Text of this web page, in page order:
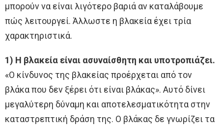
μπορούν να είναι λιγότερο βαριά αν καταλάβουμε
πώς λειτουργεί. Άλλωστε η βλακεία έχει τρία
χαρακτηριστικά.
1) Η βλακεία είναι ασυναίσθητη και υποτροπιάζει.
«Ο κίνδυνος της βλακείας προέρχεται από τον
βλάκα που δεν ξέρει ότι είναι βλάκας». Αυτό δίνει
μεγαλύτερη δύναμη και αποτελεσματικότητα στην
καταστρεπτική δράση της. Ο βλάκας δε γνωρίζει τα